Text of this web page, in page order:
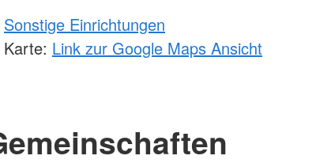
Sonstige Einrichtungen
Karte: Link zur Google Maps Ansicht